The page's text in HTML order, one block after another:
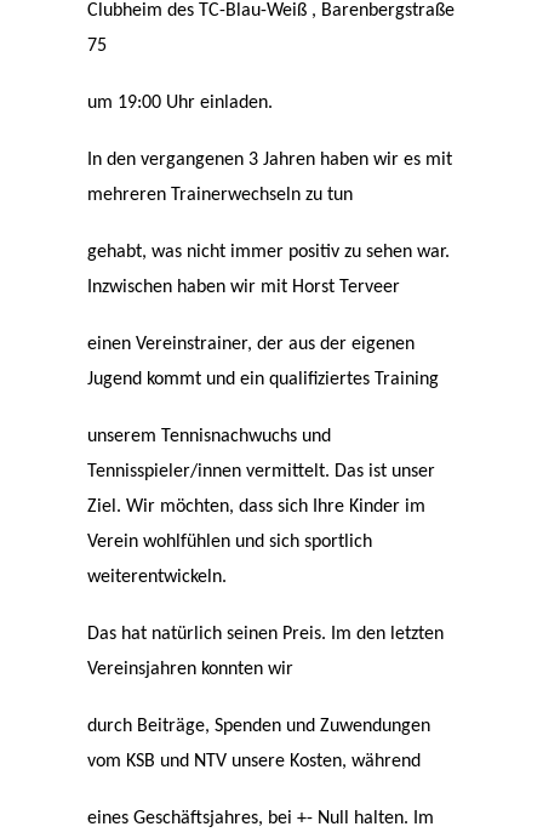
Clubheim des TC-Blau-Weiß , Barenbergstraße
75
um 19:00 Uhr einladen.
In den vergangenen 3 Jahren haben wir es mit
mehreren Trainerwechseln zu tun
gehabt, was nicht immer positiv zu sehen war.
Inzwischen haben wir mit Horst Terveer
einen Vereinstrainer, der aus der eigenen
Jugend kommt und ein qualifiziertes Training
unserem Tennisnachwuchs und
Tennisspieler/innen vermittelt. Das ist unser
Ziel. Wir möchten, dass sich Ihre Kinder im
Verein wohlfühlen und sich sportlich
weiterentwickeln.
Das hat natürlich seinen Preis. Im den letzten
Vereinsjahren konnten wir
durch Beiträge, Spenden und Zuwendungen
vom KSB und NTV unsere Kosten, während
eines Geschäftsjahres, bei +- Null halten. Im